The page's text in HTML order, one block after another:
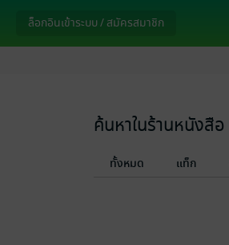
ล็อกอินเข้าระบบ / สมัครสมาชิก
ค้นหาในร้านหนังสือ
ทั้งหมด แท็ก